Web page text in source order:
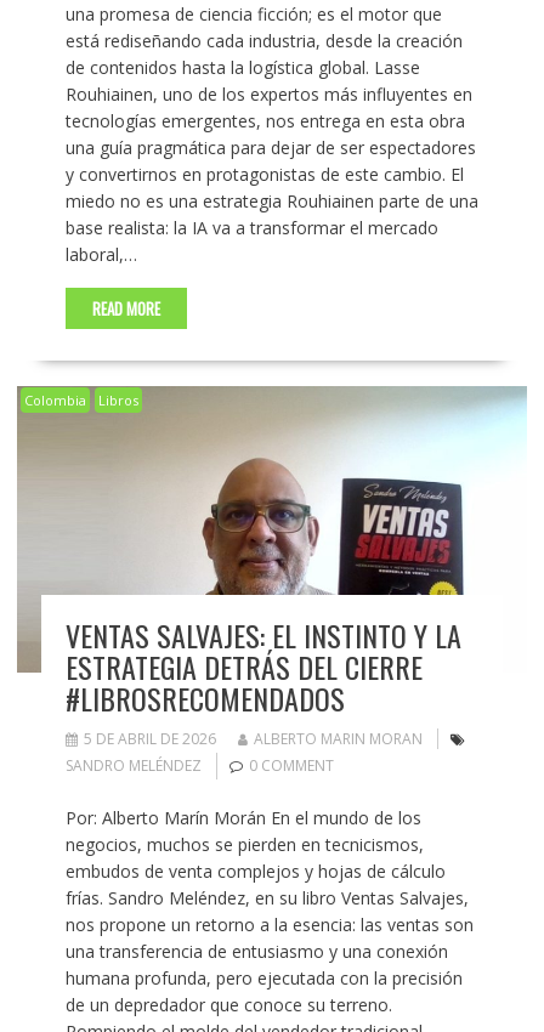
una promesa de ciencia ficción; es el motor que
está rediseñando cada industria, desde la creación
de contenidos hasta la logística global. Lasse
Rouhiainen, uno de los expertos más influyentes en
tecnologías emergentes, nos entrega en esta obra
una guía pragmática para dejar de ser espectadores
y convertirnos en protagonistas de este cambio. El
miedo no es una estrategia Rouhiainen parte de una
base realista: la IA va a transformar el mercado
laboral,…
READ MORE
Colombia Libros
VENTAS SALVAJES: EL INSTINTO Y LA
ESTRATEGIA DETRÁS DEL CIERRE
#LIBROSRECOMENDADOS
5 DE ABRIL DE 2026
ALBERTO MARIN MORAN
SANDRO MELÉNDEZ
0 COMMENT
Por: Alberto Marín Morán En el mundo de los
negocios, muchos se pierden en tecnicismos,
embudos de venta complejos y hojas de cálculo
frías. Sandro Meléndez, en su libro Ventas Salvajes,
nos propone un retorno a la esencia: las ventas son
una transferencia de entusiasmo y una conexión
humana profunda, pero ejecutada con la precisión
de un depredador que conoce su terreno.